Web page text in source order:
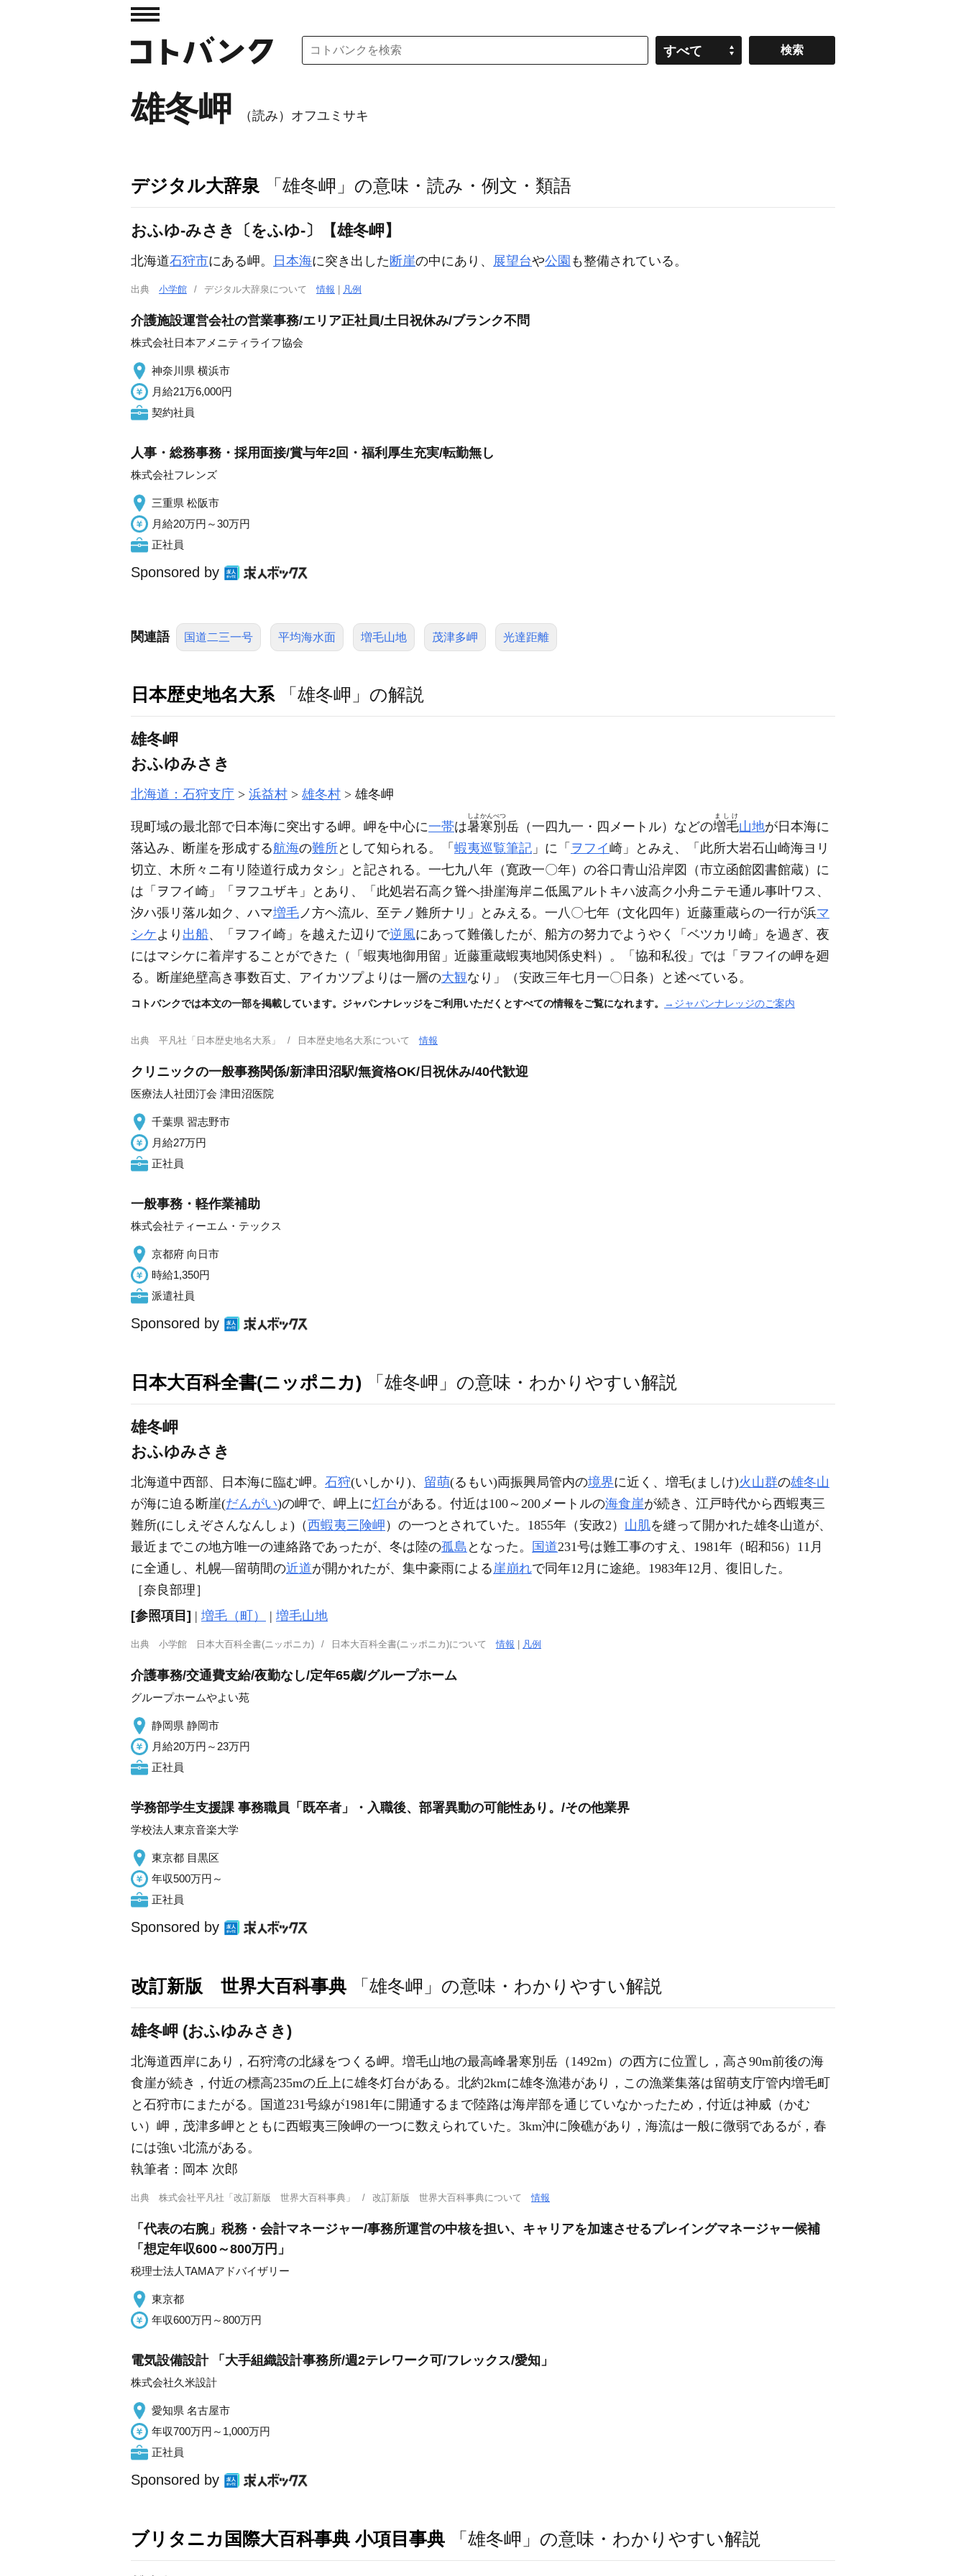
すべて
雄冬岬 （読み）オフユミサキ
デジタル大辞泉 「雄冬岬」の意味・読み・例文・類語
おふゆ‐みさき〔をふゆ‐〕【雄冬岬】
北海道石狩市にある岬。 日本海に突き出した 断崖の中にあり、 展望台や公園 も整備されている。
出典 小学館 デジタル大辞泉について情報 凡例
介護施設運営会社の営業事務/エリア正社員/土日祝休み/ブランク不問
株式会社日本アメニティライフ協会
神奈川県 横浜市
月給21万6,000円
契約社員
人事・総務事務・採用面接/賞与年2回・福利厚生充実/転勤無し
株式会社フレンズ
三重県 松阪市
月給20万円～30万円
正社員
Sponsored by
関連語 国道二三一号 平均海水面 増毛山地 茂津多岬 光達距離
日本歴史地名大系 「雄冬岬」の解説
雄冬岬
おふゆみさき
北海道：石狩支庁 浜益村 雄冬村 雄冬岬
現町域の最北部で日本海に突出する岬。岬を中心に一帯は暑寒別
しよかんべつ
岳 （一四九一・四メートル） などの増毛
ましけ
山地が日本海に
落込み、断崖を形成する航海の難所として知られる。「 蝦夷巡覧筆記 」に「 ヲフイ崎」とみえ、「此所大岩石山崎海ヨリ
切立、木所々ニ有リ陸道行成カタシ」と記される。一七九八年 （寛政一〇年） の谷口青山沿岸図 （市立函館図書館蔵） に
は「ヲフイ崎」「ヲフユザキ」とあり、「此処岩石高ク聳ヘ掛崖海岸ニ低風アルトキハ波高ク小舟ニテモ通ル事叶ワス、
汐ハ張リ落ル如ク、ハマ増毛ノ方ヘ流ル、至テノ難所ナリ」とみえる。一八〇七年 （文化四年） 近藤重蔵らの一行が浜マ
シケより 出船、「ヲフイ崎」を越えた辺りで逆風にあって難儀したが、船方の努力でようやく「ベツカリ崎」を過ぎ、夜
にはマシケに着岸することができた （「蝦夷地御用留」近藤重蔵蝦夷地関係史料） 。「協和私役」では「ヲフイの岬を廻
る。断崖絶壁高き事数百丈、アイカツプよりは一層の大観なり」 （安政三年七月一〇日条） と述べている。
コトバンクでは本文の一部を掲載しています。ジャパンナレッジをご利用いただくとすべての情報をご覧になれます。 →ジャパンナレッジのご案内
出典 平凡社「日本歴史地名大系」 日本歴史地名大系について情報
クリニックの一般事務関係/新津田沼駅/無資格OK/日祝休み/40代歓迎
医療法人社団汀会 津田沼医院
千葉県 習志野市
月給27万円
正社員
一般事務・軽作業補助
株式会社ティーエム・テックス
京都府 向日市
時給1,350円
派遣社員
Sponsored by
日本大百科全書(ニッポニカ) 「雄冬岬」の意味・わかりやすい解説
雄冬岬
おふゆみさき
北海道中西部、日本海に臨む岬。 石狩(いしかり)、 留萌(るもい)両振興局管内の境界に近く、増毛(ましけ)火山群の雄冬山
が海に迫る断崖(だんがい)の岬で、岬上に灯台がある。付近は100～200メートルの海食崖が続き、江戸時代から西蝦夷三
難所(にしえぞさんなんしょ)（西蝦夷三険岬 ）の一つとされていた。1855年（安政2） 山肌を縫って開かれた雄冬山道が、
最近までこの地方唯一の連絡路であったが、冬は陸の孤島 となった。 国道231号は難工事のすえ、1981年（昭和56）11月
に全通し、札幌―留萌間の近道が開かれたが、集中豪雨による崖崩れで同年12月に途絶。1983年12月、復旧した。
［奈良部理］
[参照項目] | 増毛（町） | 増毛山地
出典 小学館 日本大百科全書(ニッポニカ) 日本大百科全書(ニッポニカ)について情報 凡例
介護事務/交通費支給/夜勤なし/定年65歳/グループホーム
グループホームやよい苑
静岡県 静岡市
月給20万円～23万円
正社員
学務部学生支援課 事務職員「既卒者」・入職後、部署異動の可能性あり。/その他業界
学校法人東京音楽大学
東京都 目黒区
年収500万円～
正社員
Sponsored by
改訂新版 世界大百科事典 「雄冬岬」の意味・わかりやすい解説
雄冬岬 (おふゆみさき)
北海道西岸にあり，石狩湾の北縁をつくる岬。増毛山地の最高峰暑寒別岳（1492m）の西方に位置し，高さ90m前後の海
食崖が続き，付近の標高235mの丘上に雄冬灯台がある。北約2kmに雄冬漁港があり，この漁業集落は留萌支庁管内増毛町
と石狩市にまたがる。国道231号線が1981年に開通するまで陸路は海岸部を通じていなかったため，付近は神威（かむ
い）岬，茂津多岬とともに西蝦夷三険岬の一つに数えられていた。3km沖に険礁があり，海流は一般に微弱であるが，春
には強い北流がある。
執筆者： 岡本 次郎
出典 株式会社平凡社「改訂新版 世界大百科事典」 改訂新版 世界大百科事典について情報
「代表の右腕」税務・会計マネージャー/事務所運営の中核を担い、キャリアを加速させるプレイングマネージャー候補
「想定年収600～800万円」
税理士法人TAMAアドバイザリー
東京都
年収600万円～800万円
電気設備設計 「大手組織設計事務所/週2テレワーク可/フレックス/愛知」
株式会社久米設計
愛知県 名古屋市
年収700万円～1,000万円
正社員
Sponsored by
ブリタニカ国際大百科事典 小項目事典 「雄冬岬」の意味・わかりやすい解説